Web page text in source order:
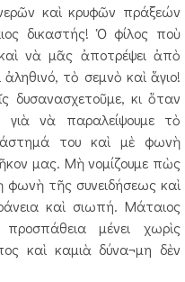
καὶ κρυφῶν πράξεών
δικαστής! Ὁ φίλος ποὺ
νὰ μᾶς ἀποτρέψει ἀπὸ
τὸ σεμνὸ καὶ ἅγιο!
δυσανασχετοῦμε, κι ὅταν
γιὰ νὰ παραλείψουμε τὸ
του καὶ μὲ φωνὴ
μας. Μὴ νομίζουμε πὼς
φωνὴ τῆς συνειδήσεως καὶ
καὶ σιωπή. Μάταιος
μένει χωρὶς
καὶ καμιὰ δύνα¬μη δὲν